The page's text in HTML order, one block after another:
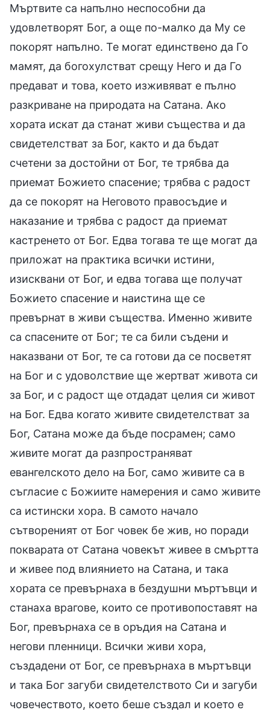
Мъртвите са напълно неспособни да
удовлетворят Бог, а още по-малко да Му се
покорят напълно. Те могат единствено да Го
мамят, да богохулстват срещу Него и да Го
предават и това, което изживяват е пълно
разкриване на природата на Сатана. Ако
хората искат да станат живи същества и да
свидетелстват за Бог, както и да бъдат
счетени за достойни от Бог, те трябва да
приемат Божието спасение; трябва с радост
да се покорят на Неговото правосъдие и
наказание и трябва с радост да приемат
кастренето от Бог. Едва тогава те ще могат да
приложат на практика всички истини,
изисквани от Бог, и едва тогава ще получат
Божието спасение и наистина ще се
превърнат в живи същества. Именно живите
са спасените от Бог; те са били съдени и
наказвани от Бог, те са готови да се посветят
на Бог и с удоволствие ще жертват живота си
за Бог, и с радост ще отдадат целия си живот
на Бог. Едва когато живите свидетелстват за
Бог, Сатана може да бъде посрамен; само
живите могат да разпространяват
евангелското дело на Бог, само живите са в
съгласие с Божиите намерения и само живите
са истински хора. В самото начало
сътвореният от Бог човек бе жив, но поради
покварата от Сатана човекът живее в смъртта
и живее под влиянието на Сатана, и така
хората се превърнаха в бездушни мъртъвци и
станаха врагове, които се противопоставят на
Бог, превърнаха се в оръдия на Сатана и
негови пленници. Всички живи хора,
създадени от Бог, се превърнаха в мъртъвци
и така Бог загуби свидетелството Си и загуби
човечеството, което беше създал и което е